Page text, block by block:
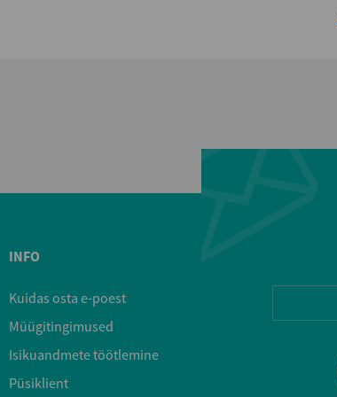
INFO
Kuidas osta e-poest
Müügitingimused
Isikuandmete töötlemine
Püsiklient